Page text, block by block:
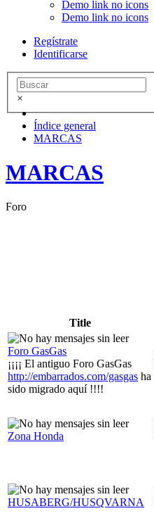
Demo link no icons
Demo link no icons
Regístrate
Identificarse
×
Índice general
MARCAS
MARCAS
Foro
Title
Foro GasGas
¡¡¡¡ El antiguo Foro GasGas
http://embarrados.com/gasgas ha
sido migrado aquí !!!!
Zona Honda
HUSABERG/HUSQVARNA